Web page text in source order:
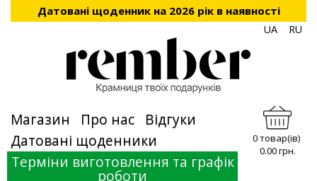
Датовані щоденник на 2026 рік в наявності
UA RU
Магазин Про нас
Відгуки
Датовані щоденники
Терміни виготовлення та графік
роботи
0 товар(ів)
0.00 грн.